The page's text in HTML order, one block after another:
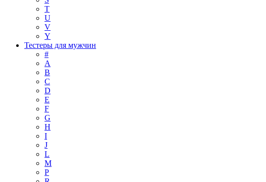
T
U
V
Y
Тестеры для мужчин
#
A
B
C
D
E
F
G
H
I
J
L
M
P